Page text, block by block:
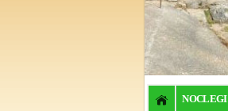
NOCLEGI